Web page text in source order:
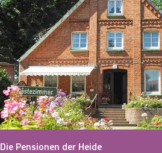
Die Pensionen der Heide